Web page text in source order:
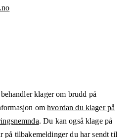
klager om brudd på
omhvordan du klager på
. Du kan også klage på
på tilbakemeldinger du har sendt til